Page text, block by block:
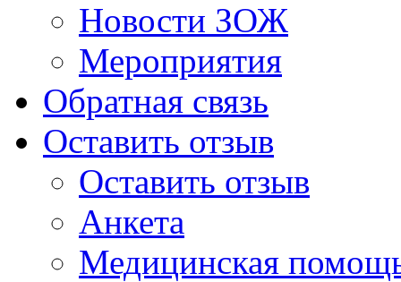
Новости ЗОЖ
Мероприятия
Обратная связь
Оставить отзыв
Оставить отзыв
Анкета
Медицинская